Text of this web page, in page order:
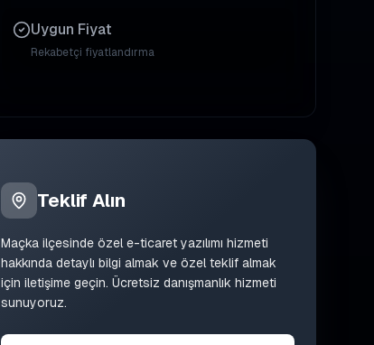
Uygun Fiyat
Rekabetçi fiyatlandırma
Teklif Alın
Maçkailçesinde özel e-ticaret yazılımı hizmeti
hakkında detaylı bilgi almak ve özel teklif almak
için iletişime geçin. Ücretsiz danışmanlık hizmeti
sunuyoruz.